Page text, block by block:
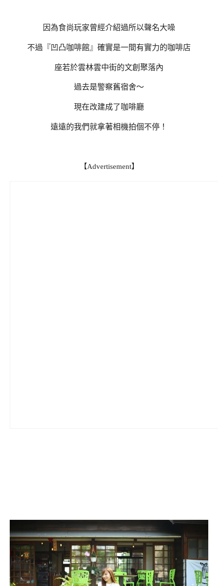
因為食尚玩家曾經介紹過所以聲名大噪
不過『凹凸咖啡館』確實是一間有實力的咖啡店
座若於雲林雲中街的文創聚落內
過去是警察舊宿舍～
現在改建成了咖啡廳
遠遠的我們就拿著相機拍個不停！
【Advertisement】